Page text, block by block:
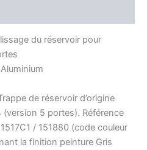
du réservoir pour
de réservoir d’origine
5 portes). Référence
/ 151880 (code couleur
la finition peinture Gris